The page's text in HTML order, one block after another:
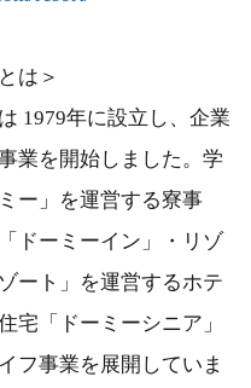
は＞
1979年に設立し、企業
業を開始しました。学
ー」を運営する寮事
ドーミーイン」・リゾ
ート」を運営するホテ
宅「ドーミーシニア」
フ事業を展開していま